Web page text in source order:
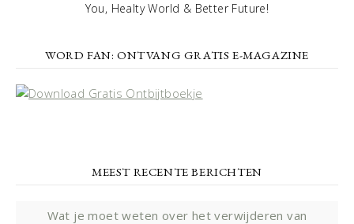
You, Healty World & Better Future!
WORD FAN: ONTVANG GRATIS E-MAGAZINE
MEEST RECENTE BERICHTEN
Wat je moet weten over het verwijderen van